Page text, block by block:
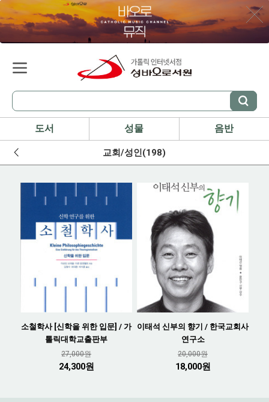
도서 성물 음반
교회/성인(198)
소철학사 [신학을 위한 입문] / 가
톨릭대학교출판부
27,000원
24,300원
이태석 신부의 향기 / 한국교회사
연구소
20,000원
18,000원